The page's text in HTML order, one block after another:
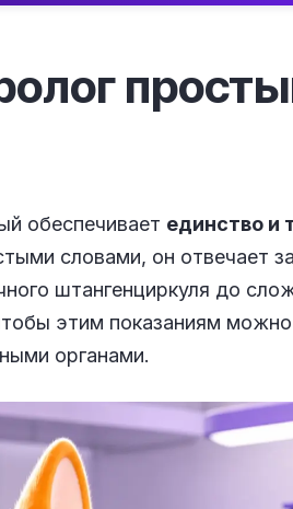
обеспечивает единство и
словами, он отвечает
штангенциркуля до
этим показаниям
органами.